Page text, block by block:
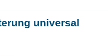
universal